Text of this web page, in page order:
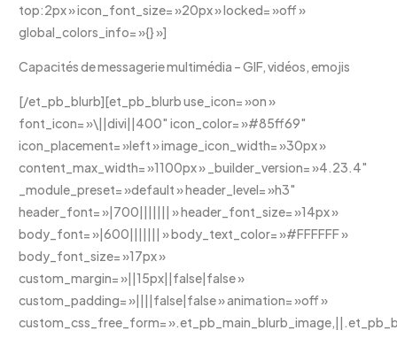
top:2px » icon_font_size= »20px » locked= »off »
global_colors_info= »{} »]
Capacités de messagerie multimédia – GIF, vidéos, emojis
[/et_pb_blurb][et_pb_blurb use_icon= »on »
font_icon= »\||divi||400″ icon_color= »#85ff69″
icon_placement= »left » image_icon_width= »30px »
content_max_width= »1100px » _builder_version= »4.23.4″
_module_preset= »default » header_level= »h3″
header_font= »|700||||||| » header_font_size= »14px »
body_font= »|600||||||| » body_text_color= »#FFFFFF »
body_font_size= »17px »
custom_margin= »||15px||false|false »
custom_padding= »||||false|false » animation= »off »
custom_css_free_form=